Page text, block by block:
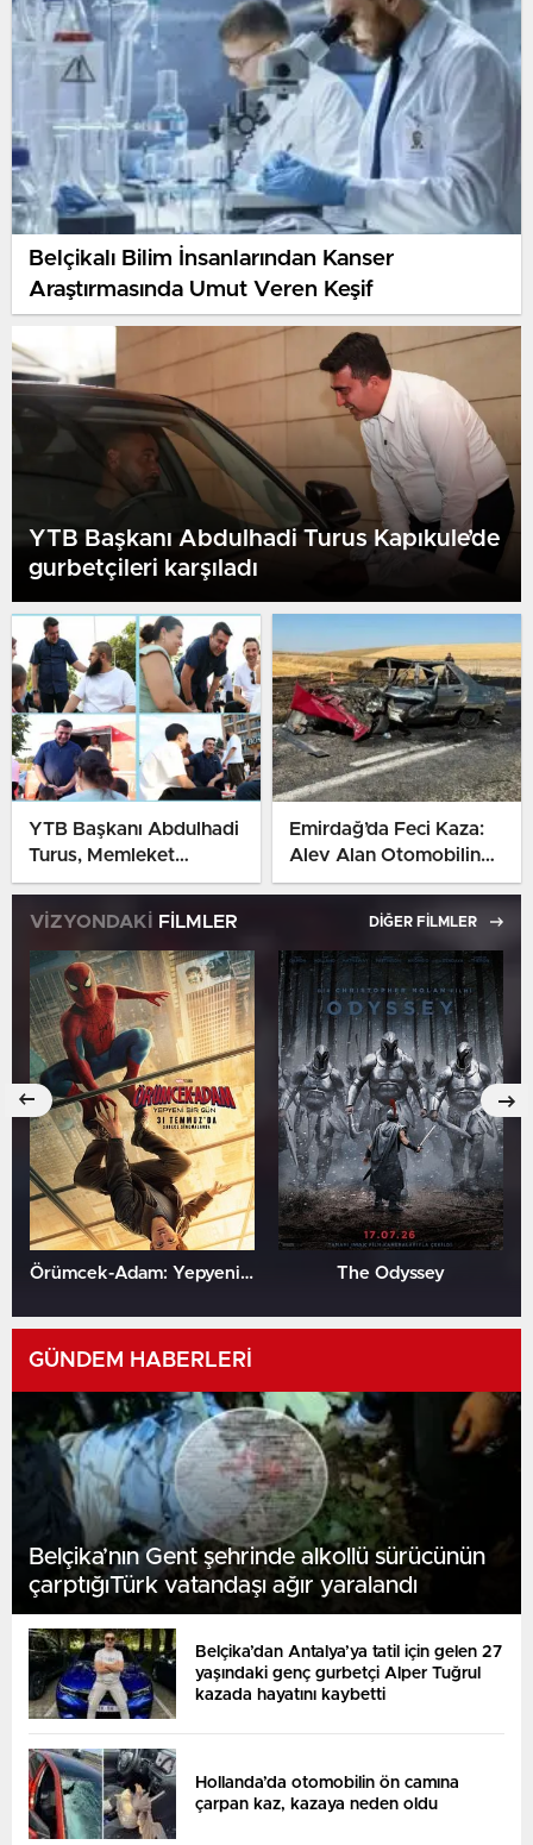
Belçikalı Bilim İnsanlarından Kanser
Araştırmasında Umut Veren Keşif
YTB Başkanı Abdulhadi Turus Kapıkule’de
gurbetçileri karşıladı
YTB Başkanı Abdulhadi
Turus, Memleket
Yolu’nda Vatandaşlarla
Niş’te Buluştu
Emirdağ’da Feci Kaza:
Alev Alan Otomobilin
Sürücüsü Hayatını
VİZYONDAKİ FİLMLER DİĞER FİLMLER
Örümcek-Adam: Yepyeni Bir Gün The Odyssey
GÜNDEM HABERLERİ
Belçika’nın Gent şehrinde alkollü sürücünün
çarptığıTürk vatandaşı ağır yaralandı
Belçika’dan Antalya’ya tatil için gelen 27
yaşındaki genç gurbetçi Alper Tuğrul
kazada hayatını kaybetti
Hollanda’da otomobilin ön camına
çarpan kaz, kazaya neden oldu